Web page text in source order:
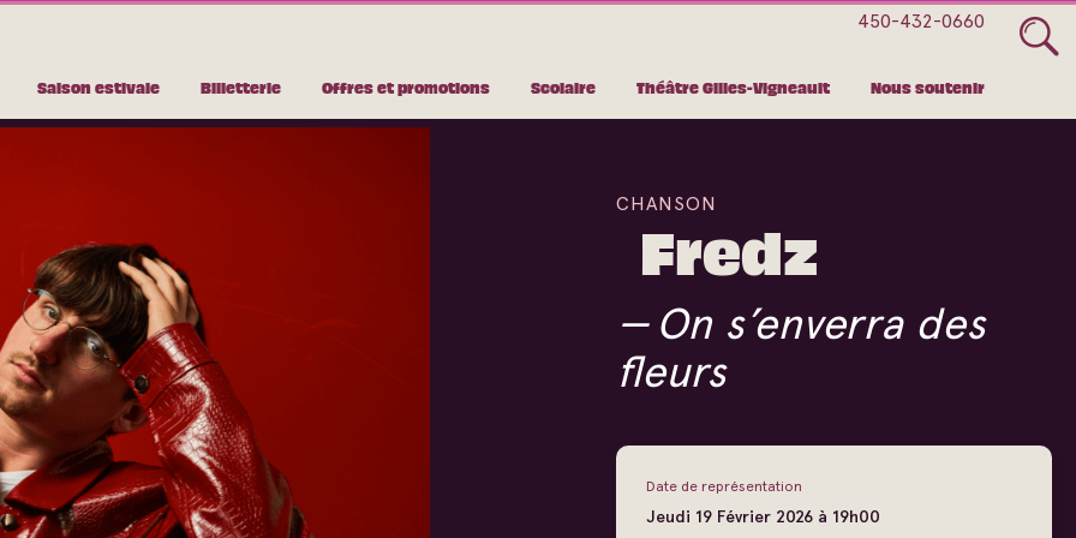
450-432-0660
Saison estivale Billetterie Offres et promotions Scolaire Théâtre Gilles-Vigneault Nous soutenir
CHANSON
Fredz
On s’enverra des
fleurs
Date de représentation
Jeudi 19 Février 2026 à 19h00